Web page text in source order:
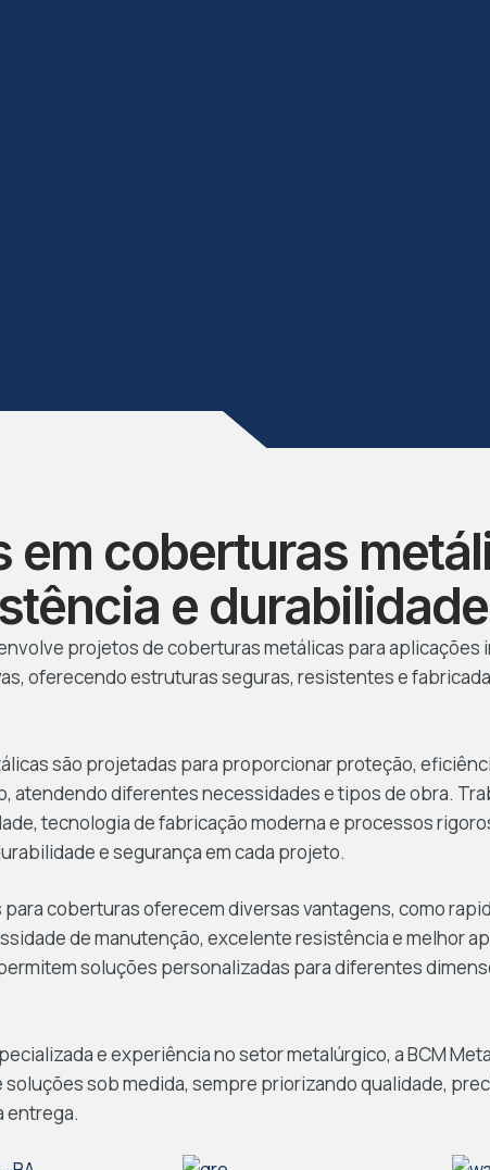
em coberturas
e durabilidade
projetos de coberturas metálicas para aplicações
oferecendo estruturas seguras, resistentes e
são projetadas para proporcionar proteção,
atendendo diferentes necessidades e tipos de obra.
tecnologia de fabricação moderna e processos
e segurança em cada projeto.
coberturas oferecem diversas vantagens, como
de manutenção, excelente resistência e melhor
soluções personalizadas para diferentes
e experiência no setor metalúrgico, a BCM
sob medida, sempre priorizando qualidade,
entrega.